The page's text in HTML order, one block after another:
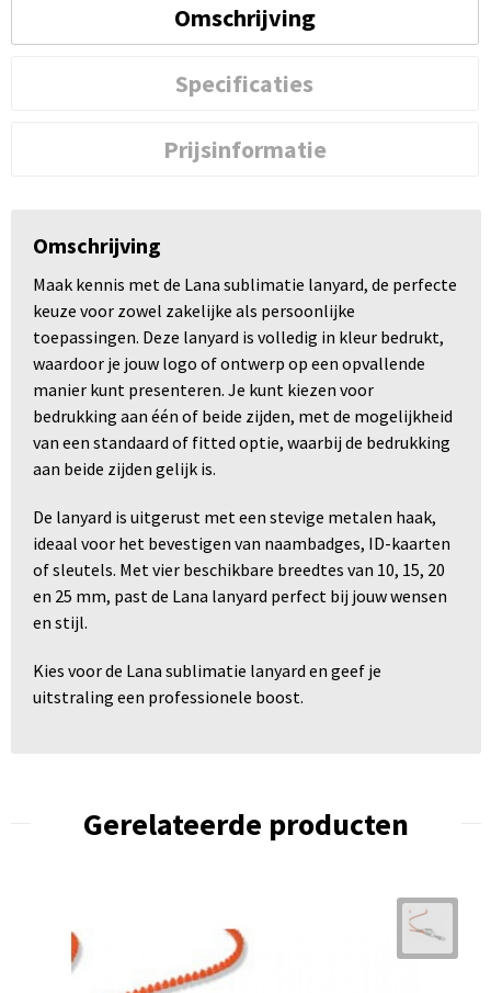
Omschrijving
Specificaties
Prijsinformatie
Omschrijving
Maak kennis met de Lana sublimatie lanyard, de perfecte
keuze voor zowel zakelijke als persoonlijke
toepassingen. Deze lanyard is volledig in kleur bedrukt,
waardoor je jouw logo of ontwerp op een opvallende
manier kunt presenteren. Je kunt kiezen voor
bedrukking aan één of beide zijden, met de mogelijkheid
van een standaard of fitted optie, waarbij de bedrukking
aan beide zijden gelijk is.
De lanyard is uitgerust met een stevige metalen haak,
ideaal voor het bevestigen van naambadges, ID-kaarten
of sleutels. Met vier beschikbare breedtes van 10, 15, 20
en 25 mm, past de Lana lanyard perfect bij jouw wensen
en stijl.
Kies voor de Lana sublimatie lanyard en geef je
uitstraling een professionele boost.
Gerelateerde producten